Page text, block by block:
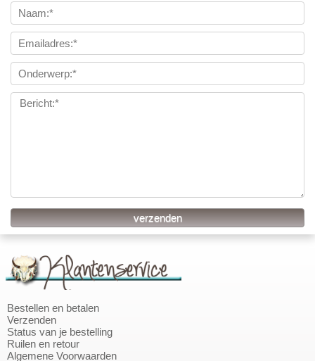
Bestellen en betalen
Verzenden
Status van je bestelling
Ruilen en retour
Algemene Voorwaarden